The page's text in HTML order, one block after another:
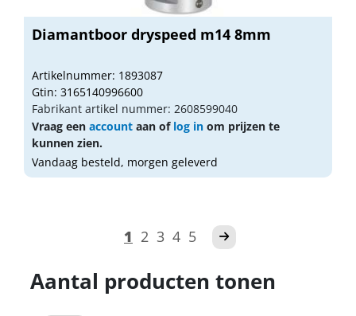
Diamantboor dryspeed m14 8mm
Artikelnummer: 1893087
Gtin: 3165140996600
Fabrikant artikel nummer: 2608599040
Vraag een account aan of log in om prijzen te
kunnen zien.
Vandaag besteld, morgen geleverd
1 2 3 4 5
Aantal producten tonen